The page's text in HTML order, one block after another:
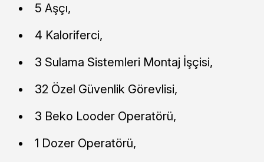
5 Aşçı,
4 Kaloriferci,
3 Sulama Sistemleri Montaj İşçisi,
32 Özel Güvenlik Görevlisi,
3 Beko Looder Operatörü,
1 Dozer Operatörü,